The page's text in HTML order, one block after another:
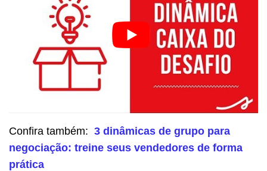
Confira também: 3 dinâmicas de grupo para
negociação: treine seus vendedores de forma
prática